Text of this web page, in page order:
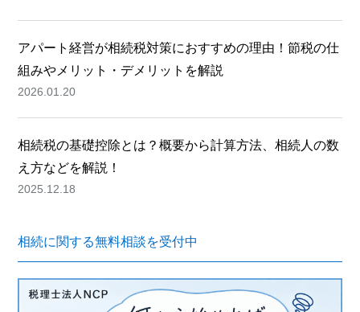
アパート経営が相続税対策におすすめの理由！節税の仕
組みやメリット・デメリットを解説
2026.01.20
相続税の基礎控除とは？概要から計算方法、相続人の数
え方などを解説！
2025.12.18
相続に関する無料相談を受付中